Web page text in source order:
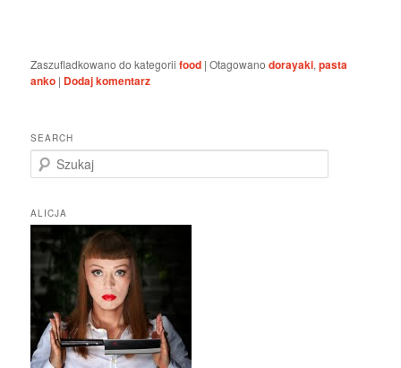
Zaszufladkowano do kategorii food |Otagowano dorayaki,pasta
anko | Dodaj komentarz
SEARCH
z
k
a
ALICJA